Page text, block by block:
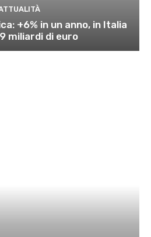
+6% in un anno, in Italia
miliardi di euro